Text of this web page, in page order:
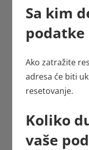
Sa kim
podatke
Ako zatražite
adresa će biti
resetovanje.
Koliko
vaše